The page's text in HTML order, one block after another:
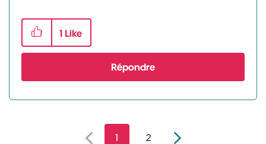
1 Like
Répondre
1 2